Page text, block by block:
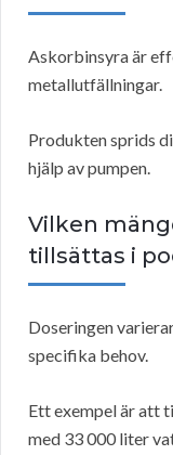
Askorbinsyra är
metallutfällningar.
Produkten sprids
hjälp av pumpen.
Vilken
tillsättas i
Doseringen
specifika behov.
Ett exempel är att
med 33 000 liter